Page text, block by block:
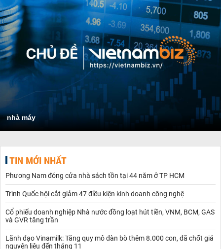
nhà máy
TIN MỚI NHẤT
Phương Nam đóng cửa nhà sách tồn tại 44 năm ở TP HCM
Trình Quốc hội cắt giảm 47 điều kiện kinh doanh công nghệ
Cổ phiếu doanh nghiệp Nhà nước đồng loạt hút tiền, VNM, BCM, GAS
và GVR tăng trần
Lãnh đạo Vinamilk: Tăng quy mô đàn bò thêm 8.000 con, đã chốt giá
nguyên liệu đến tháng 11